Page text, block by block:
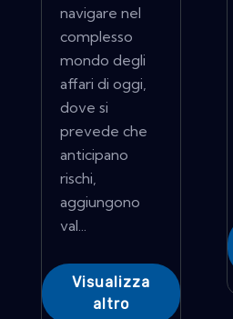
navigare nel
complesso
mondo degli
affari di oggi,
dove si
prevede che
anticipano
rischi,
aggiungono
val...
Visualizza
altro